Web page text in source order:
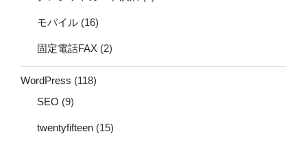
モバイル (16)
固定電話FAX (2)
WordPress (118)
SEO (9)
twentyfifteen (15)